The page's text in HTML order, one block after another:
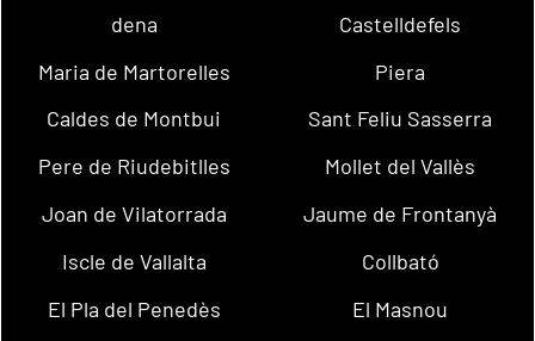
dena
Castelldefels
Maria de Martorelles
Piera
Caldes de Montbui
Sant Feliu Sasserra
Pere de Riudebitlles
Mollet del Vallès
Joan de Vilatorrada
Jaume de Frontanyà
Iscle de Vallalta
Collbató
El Pla del Penedès
El Masnou